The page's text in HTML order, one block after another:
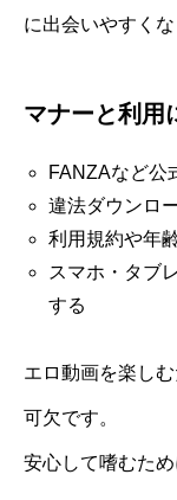
に出会いやすくな
マナーと利用
FANZAなど公
違法ダウンロ
利用規約や年
スマホ・タブ
する
エロ動画を楽し
可欠です。
安心して嗜むた